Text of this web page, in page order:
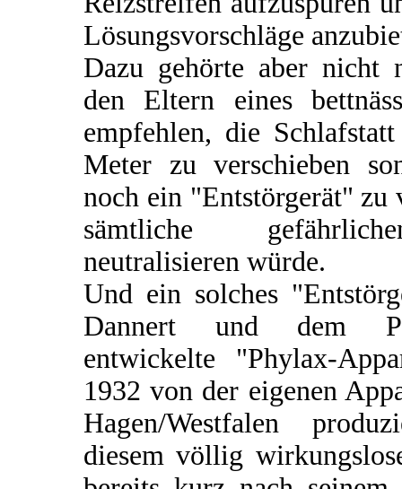
Lösungsvorschläge
Dazu gehörte aber nicht
den Eltern eines
empfehlen, die
Meter zu verschieben
noch ein "Entstörgerät" zu
sämtliche
neutralisieren würde.
Und ein solches
Dannert und dem
entwickelte "Phylax-
1932 von der eigenen
Hagen/Westfalen
diesem völlig